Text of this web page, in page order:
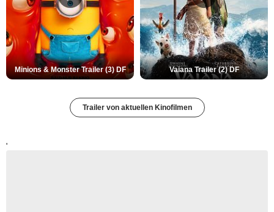
Minions & Monster Trailer (3) DF Vaiana Trailer (2) DF
Trailer von aktuellen Kinofilmen
'